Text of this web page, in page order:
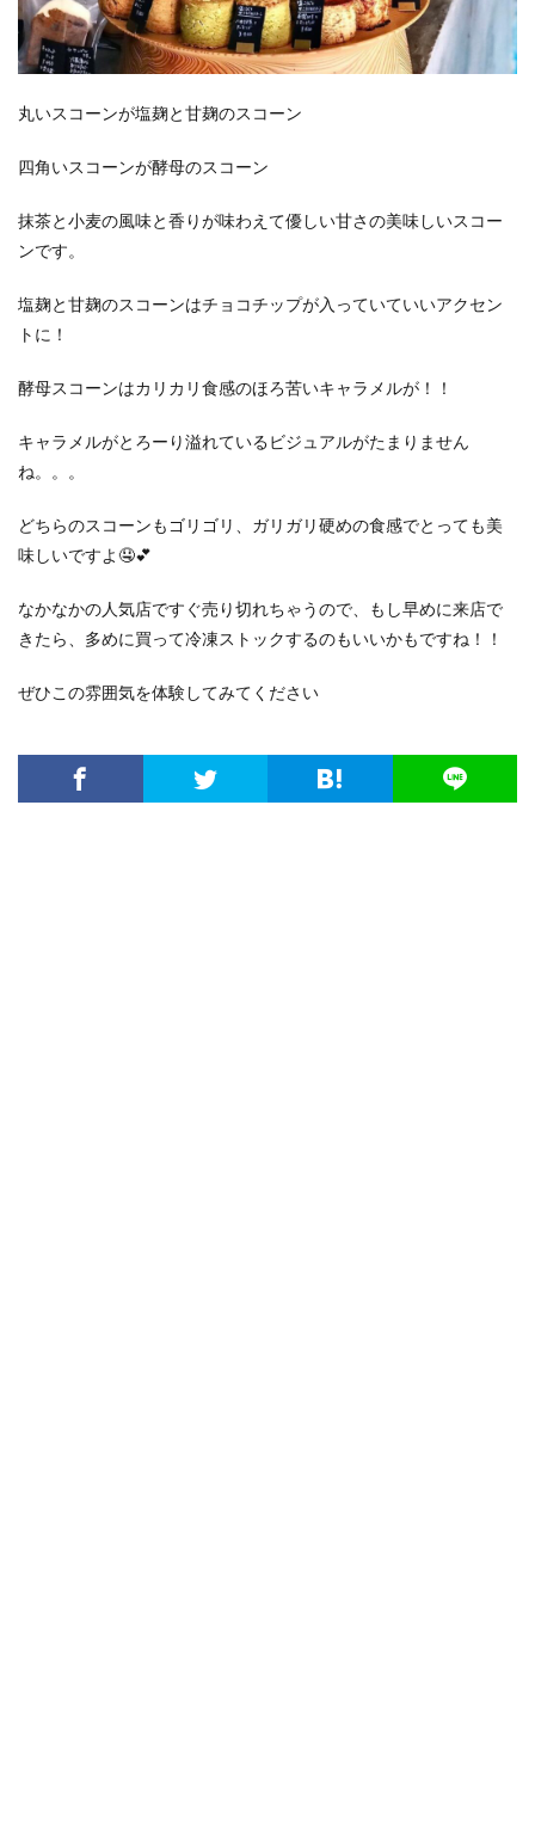
丸いスコーンが塩麹と甘麹のスコーン
四角いスコーンが酵母のスコーン
抹茶と小麦の風味と香りが味わえて優しい甘さの美味しいスコー
ンです。
塩麹と甘麹のスコーンはチョコチップが入っていていいアクセン
トに！
酵母スコーンはカリカリ食感のほろ苦いキャラメルが！！
キャラメルがとろーり溢れているビジュアルがたまりません
ね。。。
どちらのスコーンもゴリゴリ、ガリガリ硬めの食感でとっても美
味しいですよ🤤💕
なかなかの人気店ですぐ売り切れちゃうので、もし早めに来店で
きたら、多めに買って冷凍ストックするのもいいかもですね！！
ぜひこの雰囲気を体験してみてください